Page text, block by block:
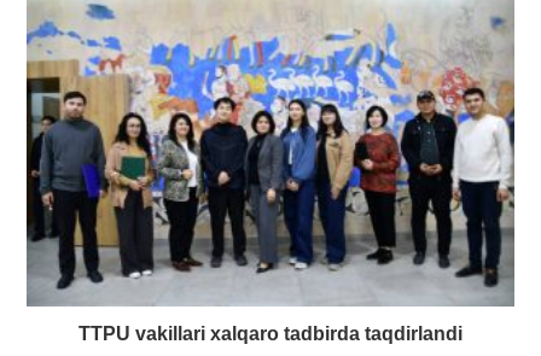
TTPU vakillari xalqaro tadbirda taqdirlandi